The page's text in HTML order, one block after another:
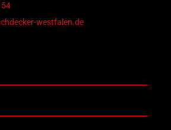
westfalen.de